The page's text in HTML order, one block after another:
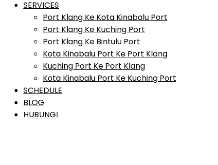
SERVICES
Port Klang Ke Kota Kinabalu Port
Port Klang Ke Kuching Port
Port Klang Ke Bintulu Port
Kota Kinabalu Port Ke Port Klang
Kuching Port Ke Port Klang
Kota Kinabalu Port Ke Kuching Port
SCHEDULE
BLOG
HUBUNGI